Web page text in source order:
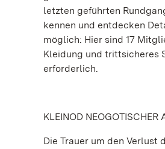
letzten geführten
kennen und entdecken
möglich: Hier sind 17
Kleidung und trittsicheres
erforderlich.
KLEINOD NEOGOTISCHER
Die Trauer um den Verlust